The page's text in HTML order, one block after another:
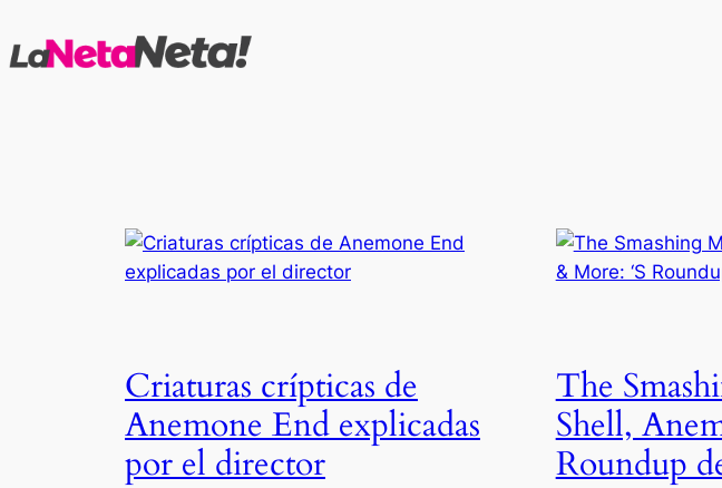
al
Criaturas crípticas de
Anemone End explicadas
por el director
The
Shell,
Roundup